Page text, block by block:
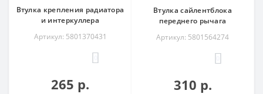
Втулка крепления радиатора
и интеркуллера
Артикул: 5801370431
265 р.
Втулка сайлентблока
переднего рычага
Артикул: 5801564274
310 р.